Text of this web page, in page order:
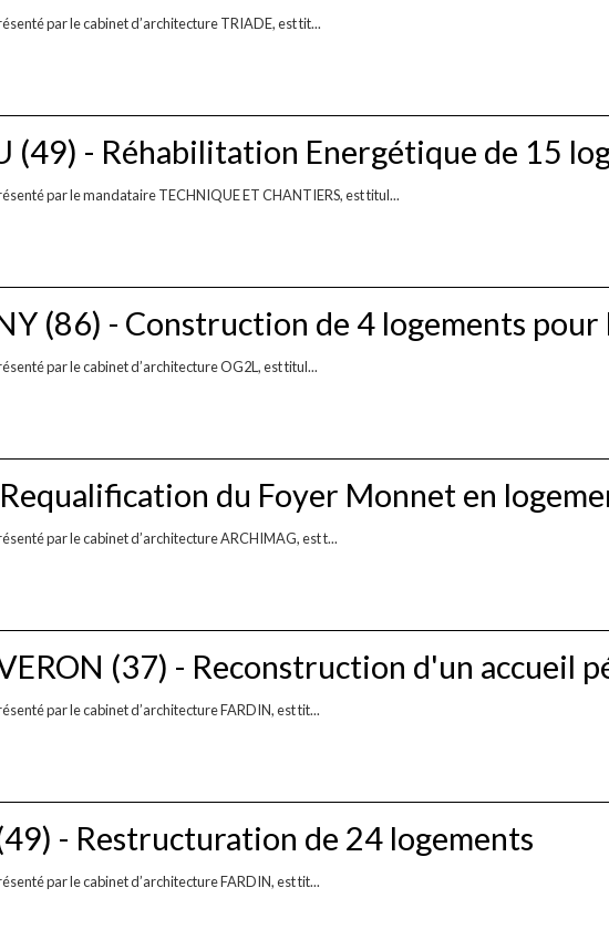
par le cabinet d’architecture TRIADE, est tit...
(49) - Réhabilitation Energétique de 15
par le mandataire TECHNIQUE ET CHANTIERS, est titul...
(86) - Construction de 4 logements pour
par le cabinet d’architecture OG2L, est titul...
du Foyer Monnet en
par le cabinet d’architecture ARCHIMAG, est t...
(37) - Reconstruction d'un accueil
par le cabinet d’architecture FARDIN, est tit...
- Restructuration de 24 logements
par le cabinet d’architecture FARDIN, est tit...